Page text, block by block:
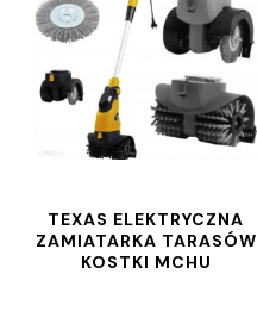
TEXAS ELEKTRYCZNA
ZAMIATARKA TARASÓW
KOSTKI MCHU